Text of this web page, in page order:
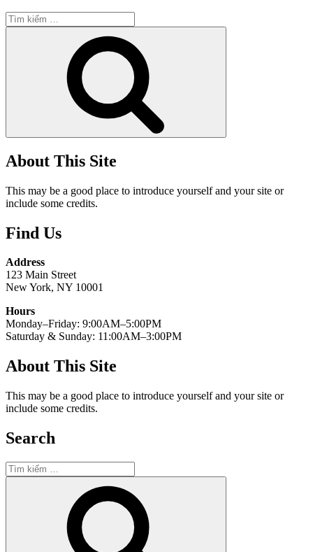
Tìm
kiếm:
About This Site
This may be a good place to introduce yourself and your site or
include some credits.
Find Us
Address
123 Main Street
New York, NY 10001
Hours
Monday–Friday: 9:00AM–5:00PM
Saturday & Sunday: 11:00AM–3:00PM
About This Site
This may be a good place to introduce yourself and your site or
include some credits.
Search
Tìm
kiếm: